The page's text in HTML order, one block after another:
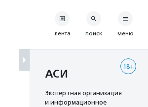
лента поиск меню
18+
АСИ
Экспертная организация
и информационное